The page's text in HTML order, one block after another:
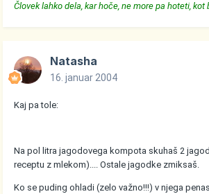
Človek lahko dela, kar hoče, ne more pa hoteti, kot
Natasha
16. januar 2004
Kaj pa tole:
Na pol litra jagodovega kompota skuhaš 2
receptu z mlekom).... Ostale jagodke zmiksaš.
Ko se puding ohladi (zelo važno!!!) v njega